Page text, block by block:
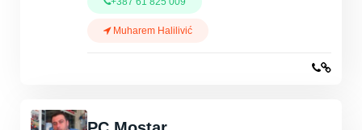
Muharem Halilivić